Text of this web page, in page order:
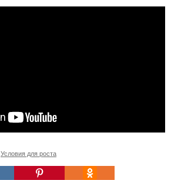
Условия для роста